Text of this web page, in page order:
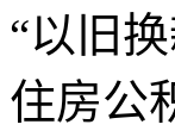
“以旧
住房公